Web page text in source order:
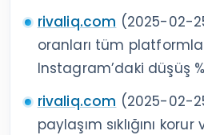
rivaliq.com (2025-02-
oranları tüm
Instagram’daki düşüş
rivaliq.com (2025-02-
paylaşım sıklığını